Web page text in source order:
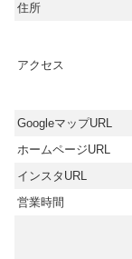
住所
アクセス
GoogleマップURL
ホームページURL
インスタURL
営業時間